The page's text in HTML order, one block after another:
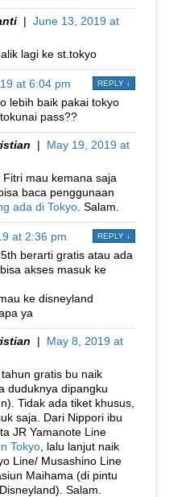
| June 13, 2019 at
lagi ke st.tokyo
at 6:04 pm REPLY ↓
lebih baik pakai tokyo
pass??
| May 19, 2019 at
mau kemana saja
baca penggunaan
ada di Tokyo . Salam.
at 2:36 pm REPLY ↓
berarti gratis atau ada
akses masuk ke
ke disneyland
ya
| May 8, 2019 at
gratis bu naik
duduknya dipangku
Tidak ada tiket khusus,
saja. Dari Nippori ibu
JR Yamanote Line
Tokyo , lalu lanjut naik
Line/ Musashino Line
Maihama (di pintu
Salam.